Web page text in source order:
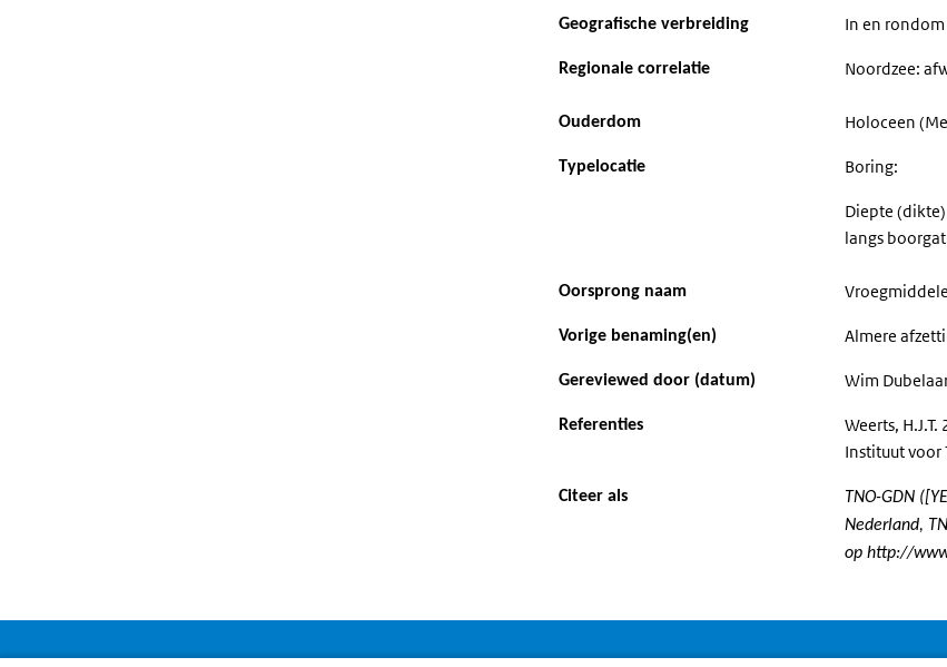
Geografische verbreiding In en rondom
Regionale correlatie Noordzee:
Ouderdom Holoceen
Typelocatie Boring:
Diepte (dikte)
langs
Oorsprong naam
Vorige benaming(en) Almere
Gereviewed door (datum) Wim
Referenties
Weerts,
Instituut voor
Citeer als
TNO-GDN
Nederland,
op http://